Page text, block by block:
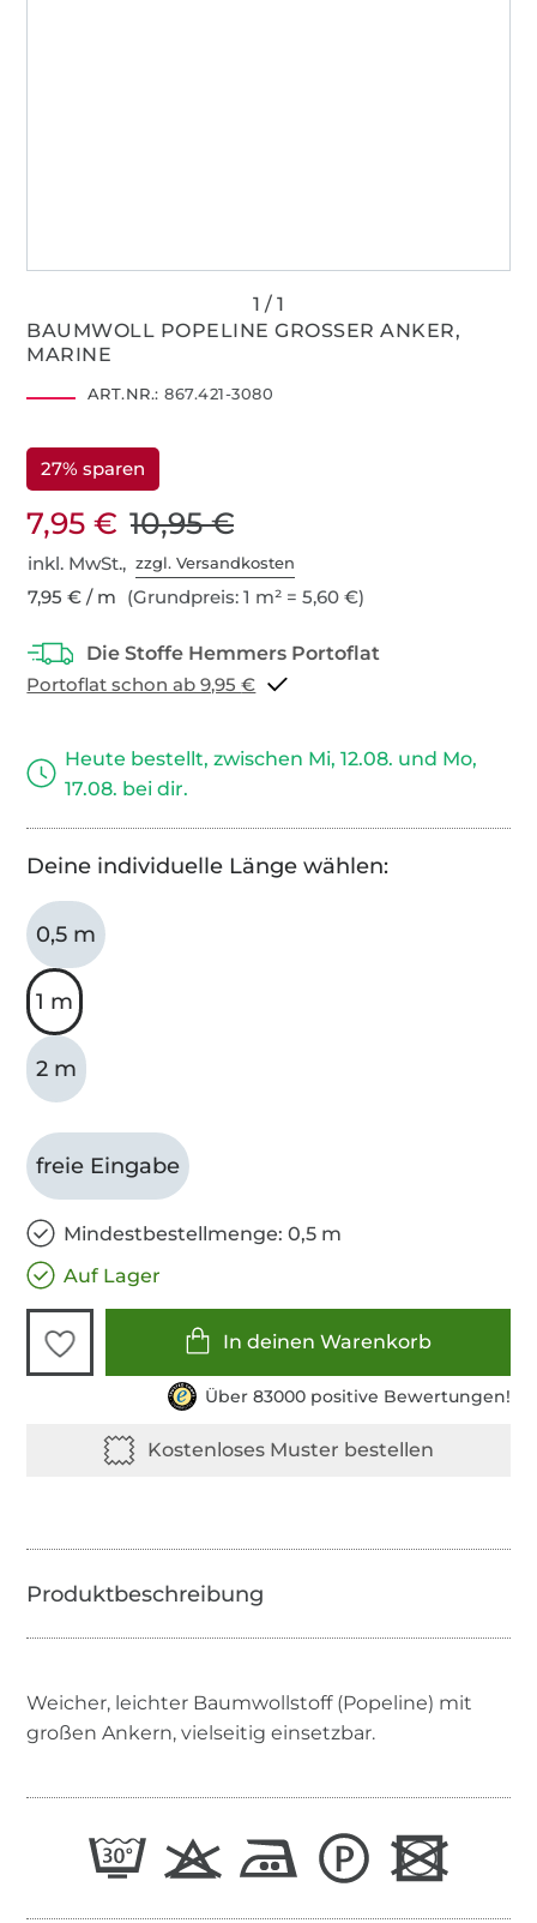
BAUMWOLL POPELINE GROSSER ANKER, M
ARINE
ART.NR.: 867.421-3080
27% sparen
7,95 € 10,95 €
inkl. MwSt.,zzgl. Versandkosten
7,95 € / m (Grundpreis: 1 m² = 5,60 €)
Portoflat schon ab 9,95 €
Heute bestellt, zwischen Mi, 12.08. und Mo,
17.08. bei dir.
Deine individuelle Länge wählen:
0,5 m
1 m
2 m
freie Eingabe
Mindestbestellmenge: 0,5 m
Auf Lager
In deinen Warenkorb
Über 83000 positive Bewertungen!
Weicher, leichter Baumwollstoff (Popeline) mit
großen Ankern, vielseitig einsetzbar.